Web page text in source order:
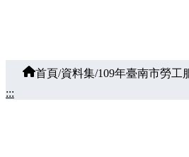
首頁/資料集/109年臺南市勞工
:::